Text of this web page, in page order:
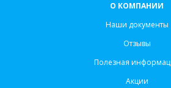
О КОМПАНИИ
Наши документы
Отзывы
Полезная
Акции